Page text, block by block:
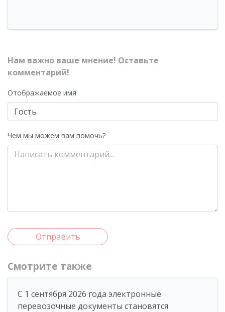
Нам важно ваше мнение! Оставьте
комментарий!
Отображаемое имя
Чем мы можем вам помочь?
Отправить
Смотрите также
С 1 сентября 2026 года электронные
перевозочные документы становятся